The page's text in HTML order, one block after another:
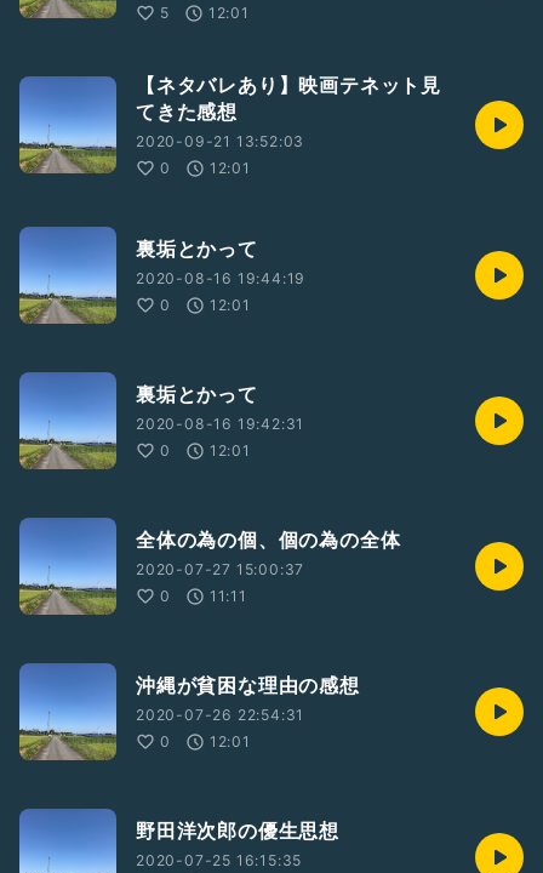
5
12:01
【ネタバレあり】映画テネット見
てきた感想
2020-09-21 13:52:03
0
12:01
裏垢とかって
2020-08-16 19:44:19
0
12:01
裏垢とかって
2020-08-16 19:42:31
0
12:01
全体の為の個、個の為の全体
2020-07-27 15:00:37
0
11:11
沖縄が貧困な理由の感想
2020-07-26 22:54:31
0
12:01
野田洋次郎の優生思想
2020-07-25 16:15:35